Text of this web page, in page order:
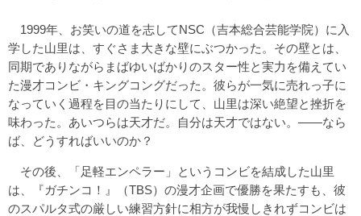
1999年、お笑いの道を志してNSC（吉本総合芸能学院）に入
学した山里は、すぐさま大きな壁にぶつかった。その壁とは、
同期でありながらまばゆいばかりのスター性と実力を備えてい
た漫才コンビ・キングコングだった。彼らが一気に売れっ子に
なっていく過程を目の当たりにして、山里は深い絶望と挫折を
味わった。あいつらは天才だ。自分は天才ではない。――なら
ば、どうすればいいのか？
その後、「足軽エンペラー」というコンビを結成した山里
は、『ガチンコ！』（TBS）の漫才企画で優勝を果たすも、彼
のスパルタ式の厳しい練習方針に相方が我慢しきれずコンビは